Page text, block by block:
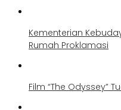
Kementerian
Rumah Proklamasi
Film “The Odyssey”